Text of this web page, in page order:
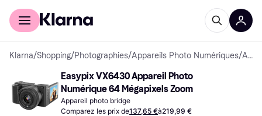
Acheter avec Klarna
Klarna/Shopping/Photographies/Appareils Photo Numériques/ Appareils photo bridge
Easypix VX6430 Appareil Photo
Numérique 64 Mégapixels Zoom
Appareil photo bridge
Comparez les prix de137,65 €à219,99 €